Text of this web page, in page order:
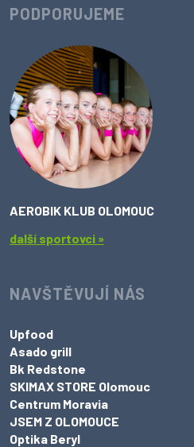
PODPORUJEME
AEROBIK KLUB OLOMOUC
další sportovci »
NAVŠTĚVUJÍ NÁS
Upfood
Asado grill
Bk Redstone
SKIMAX STORE Olomouc
Centrum Moravia
JSEM Z OLOMOUCE
Optika Beryl